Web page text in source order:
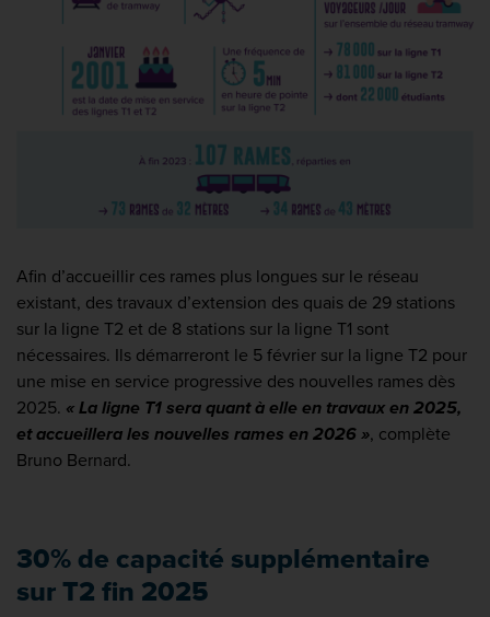
Afin d’accueillir ces rames plus longues sur le réseau
existant, des travaux d’extension des quais de 29 stations
sur la ligne T2 et de 8 stations sur la ligne T1 sont
nécessaires. Ils démarreront le 5 février sur la ligne T2 pour
une mise en service progressive des nouvelles rames dès
2025. « La ligne T1 sera quant à elle en travaux en 2025,
et accueillera les nouvelles rames en 2026 », complète
Bruno Bernard.
30% de capacité supplémentaire
sur T2 fin 2025